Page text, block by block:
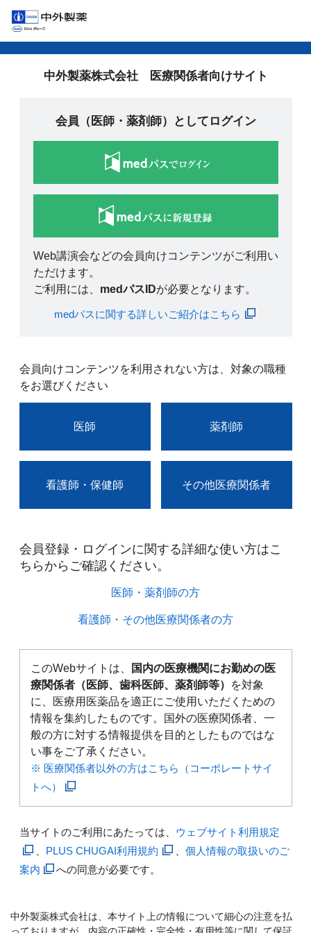
中外製薬株式会社 医療関係者向けサイト
会員（医師・薬剤師）としてログイン
Web講演会などの会員向けコンテンツがご利用い
ただけます。
ご利用には、 medパスIDが必要となります。
medパスに関する詳しいご紹介はこちら
会員向けコンテンツを利用されない方は、対象の職種
をお選びください
医師 薬剤師
看護師・保健師 その他医療関係者
会員登録・ログインに関する詳細な使い方はこ
ちらからご確認ください。​
医師・薬剤師の方​
看護師・その他医療関係者の方​
このWebサイトは、
国内の医療機関にお勤めの医
療関係者（医師、歯科医師、薬剤師等）
を対象
に、医療用医薬品を適正にご使用いただくための
情報を集約したものです。国外の医療関係者、一
般の方に対する情報提供を目的としたものではな
い事をご了承ください。
※ 医療関係者以外の方はこちら（コーポレートサイ
トへ）
当サイトのご利用にあたっては、 ウェブサイト利用規定
PLUS CHUGAI利用規約
個人情報の取扱いのご
案内
への同意が必要です。
中外製薬株式会社は、本サイト上の情報について細心の注意を払
っておりますが、内容の正確性・完全性・有用性等に関して保証